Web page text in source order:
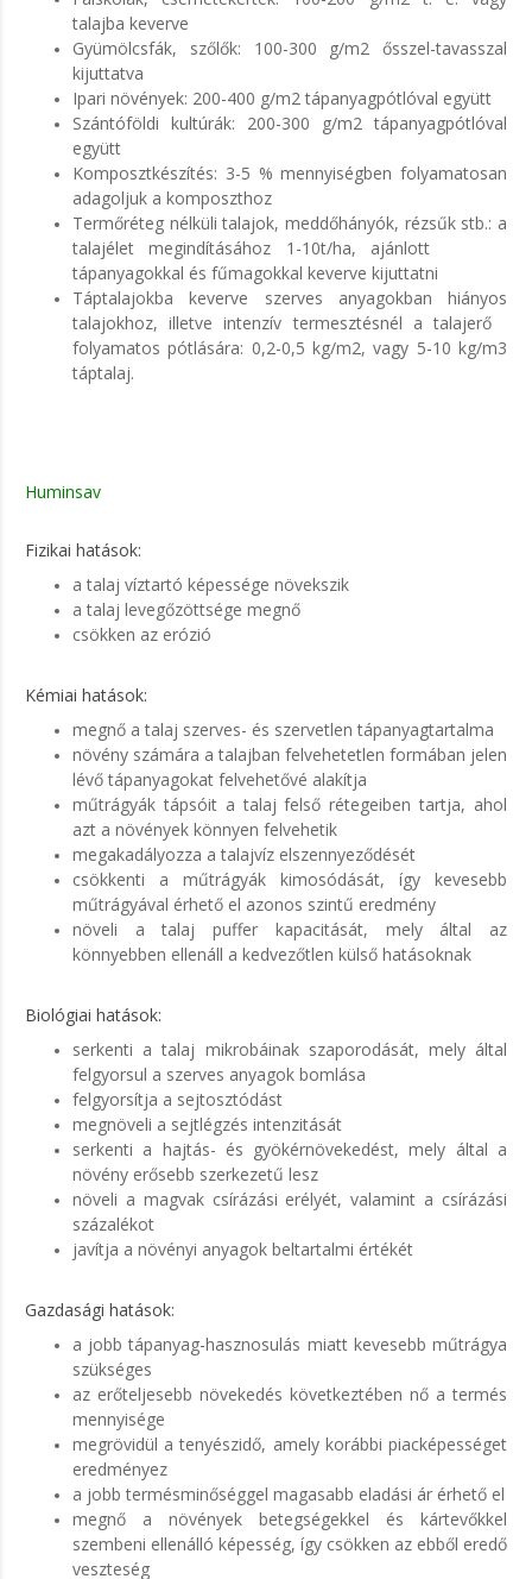
talajba keverve
Gyümölcsfák, szőlők: 100-300 g/m2 ősszel-tavasszal
kijuttatva
Ipari növények: 200-400 g/m2 tápanyagpótlóval együtt
Szántóföldi kultúrák: 200-300 g/m2 tápanyagpótlóval
együtt
Komposztkészítés: 3-5 % mennyiségben folyamatosan
adagoljuk a komposzthoz
Termőréteg nélküli talajok, meddőhányók, rézsűk stb.: a
talajélet megindításához 1-10t/ha, ajánlott
tápanyagokkal és fűmagokkal keverve kijuttatni
Táptalajokba keverve szerves anyagokban hiányos
talajokhoz, illetve intenzív termesztésnél a talajerő
folyamatos pótlására: 0,2-0,5 kg/m2, vagy 5-10 kg/m3
táptalaj.
Huminsav
Fizikai hatások:
a talaj víztartó képessége növekszik
a talaj levegőzöttsége megnő
csökken az erózió
Kémiai hatások:
megnő a talaj szerves- és szervetlen tápanyagtartalma
növény számára a talajban felvehetetlen formában jelen
lévő tápanyagokat felvehetővé alakítja
műtrágyák tápsóit a talaj felső rétegeiben tartja, ahol
azt a növények könnyen felvehetik
megakadályozza a talajvíz elszennyeződését
csökkenti a műtrágyák kimosódását, így kevesebb
műtrágyával érhető el azonos szintű eredmény
növeli a talaj puffer kapacitását, mely által az
könnyebben ellenáll a kedvezőtlen külső hatásoknak
Biológiai hatások:
serkenti a talaj mikrobáinak szaporodását, mely által
felgyorsul a szerves anyagok bomlása
felgyorsítja a sejtosztódást
megnöveli a sejtlégzés intenzitását
serkenti a hajtás- és gyökérnövekedést, mely által a
növény erősebb szerkezetű lesz
növeli a magvak csírázási erélyét, valamint a csírázási
százalékot
javítja a növényi anyagok beltartalmi értékét
Gazdasági hatások:
a jobb tápanyag-hasznosulás miatt kevesebb műtrágya
szükséges
az erőteljesebb növekedés következtében nő a termés
mennyisége
megrövidül a tenyészidő, amely korábbi piacképességet
eredményez
a jobb termésminőséggel magasabb eladási ár érhető el
megnő a növények betegségekkel és kártevőkkel
szembeni ellenálló képesség, így csökken az ebből eredő
veszteség